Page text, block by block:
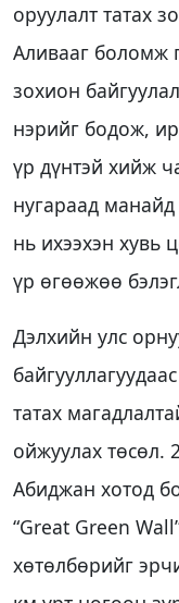
оруулалт татах
Аливааг боломж
зохион
нэрийг бодож,
үр дүнтэй хийж
нугараад
нь ихээхэн хувь
үр өгөөжөө
Дэлхийн улс
татах
ойжуулах төсөл.
Абиджан хотод
“Great Green
хөтөлбөрийг